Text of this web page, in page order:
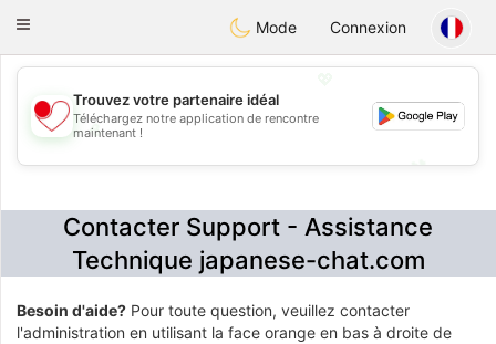
日本Chat
Toggle
Mode Connexion
💖
💕
Trouvez votre partenaire idéal
Téléchargez notre application de rencontre
maintenant !
Contacter Support - Assistance
Technique japanese-chat.com
Besoin d'aide? Pour toute question, veuillez contacter
l'administration en utilisant la face orange en bas à droite de